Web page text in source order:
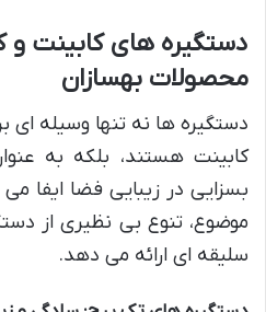
دستگیره های کابینت و
محصولات بهسازان
دستگیره ها نه تنها وسیله ای
کابینت هستند، بلکه به
بسزایی در زیبایی فضا ایفا
موضوع، تنوع بی نظیری از
سلیقه ای ارائه می دهد.